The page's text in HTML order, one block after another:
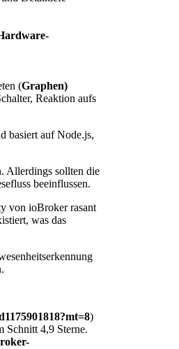
(Graphen)
Reaktion aufs
basiert auf Node.js,
Allerdings sollten die
beeinflussen.
von ioBroker rasant
was das
)
Schnitt 4,9 Sterne.